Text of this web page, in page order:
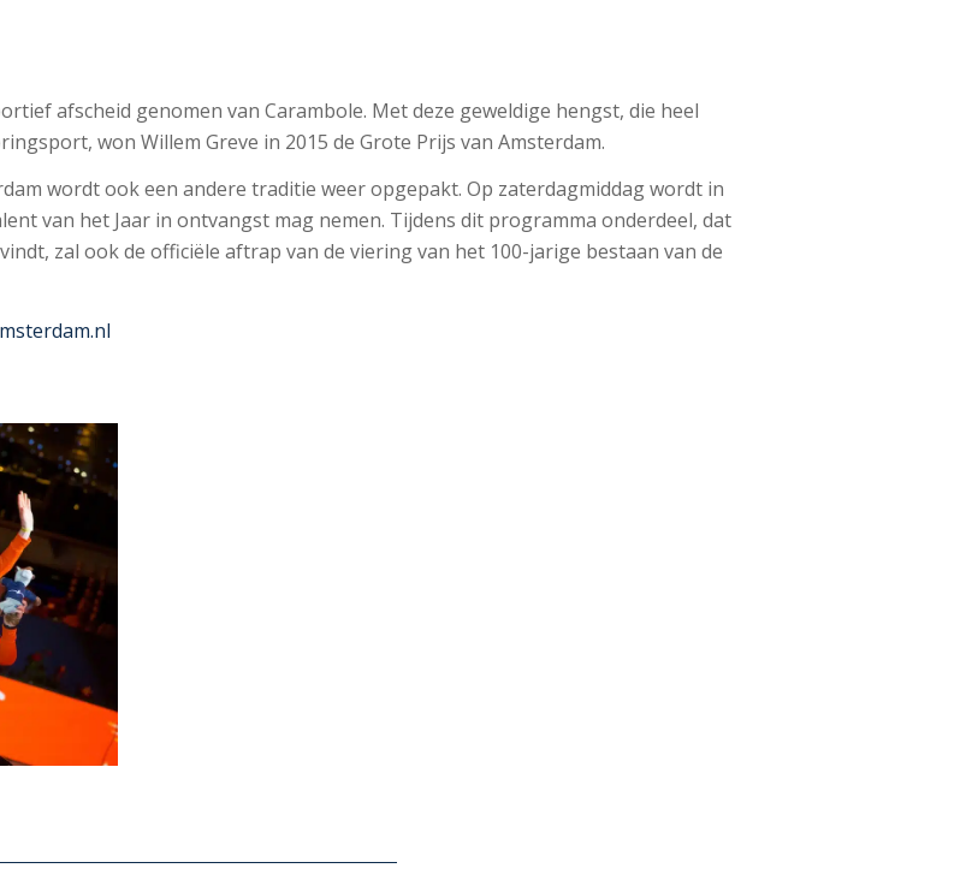
afscheid genomen van Carambole. Met deze geweldige hengst, die heel
won Willem Greve in 2015 de Grote Prijs van Amsterdam.
wordt ook een andere traditie weer opgepakt. Op zaterdagmiddag wordt in
van het Jaar in ontvangst mag nemen. Tijdens dit programma onderdeel, dat
zal ook de officiële aftrap van de viering van het 100-jarige bestaan van de